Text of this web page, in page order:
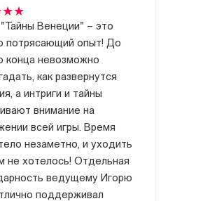
Венеции" – это
потрясающий опыт! До
конца невозможно
как развернутся
а интриги и тайны
внимание на
всей игры. Время
незаметно, и уходить
не хотелось! Отдельная
ведущему Игорю
поддерживал